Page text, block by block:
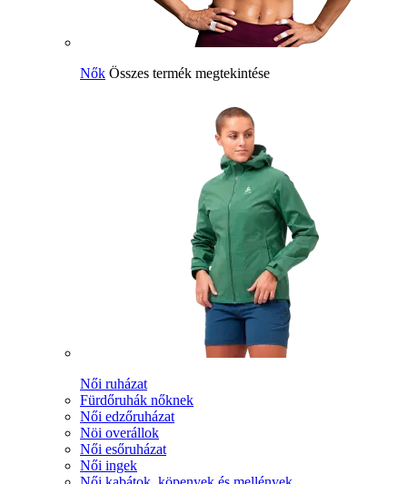
Nők Összes termék megtekintése
Női ruházat
Fürdőruhák nőknek
Női edzőruházat
Nöi overállok
Női esőruházat
Női ingek